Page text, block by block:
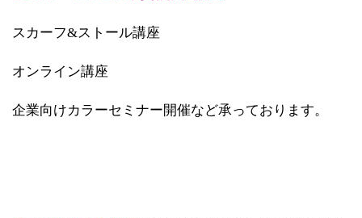
スカーフ&ストール講座
オンライン講座
企業向けカラーセミナー開催など承っております。